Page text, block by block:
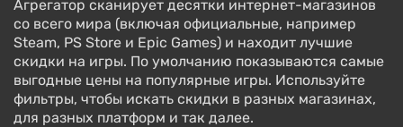
Агрегатор сканирует десятки интернет-магазинов
со всего мира (включая официальные, например
Steam, PS Store и Epic Games) и находит лучшие
скидки на игры. По умолчанию показываются самые
выгодные цены на популярные игры. Используйте
фильтры, чтобы искать скидки в разных магазинах,
для разных платформ и так далее.